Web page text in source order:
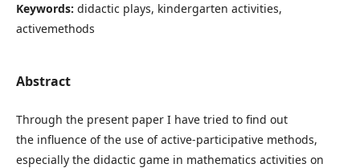
Keywords: didactic plays, kindergarten activities,
activemethods
Abstract
Through the present paper I have tried to find out
the influence of the use of active-participative methods,
especially the didactic game in mathematics activities on